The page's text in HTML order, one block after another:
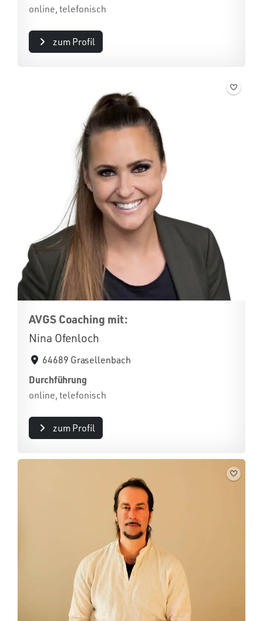
online, telefonisch
zum Profil
AVGS Coaching mit:
Nina Ofenloch
64689 Grasellenbach
Durchführung
online, telefonisch
zum Profil